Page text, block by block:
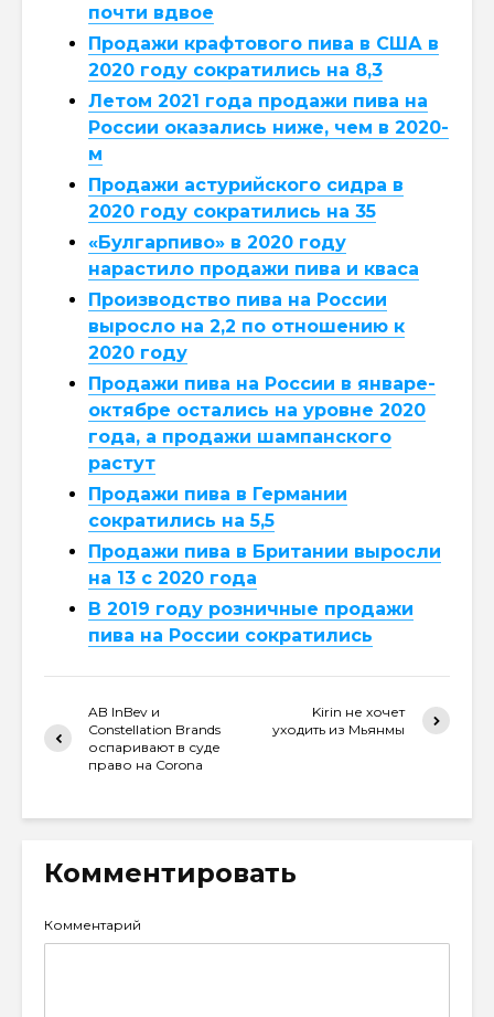
почти вдвое
Продажи крафтового пива в США в
2020 году сократились на 8,3
Летом 2021 года продажи пива на
России оказались ниже, чем в 2020-
м
Продажи астурийского сидра в
2020 году сократились на 35
«Булгарпиво» в 2020 году
нарастило продажи пива и кваса
Производство пива на России
выросло на 2,2 по отношению к
2020 году
Продажи пива на России в январе-
октябре остались на уровне 2020
года, а продажи шампанского
растут
Продажи пива в Германии
сократились на 5,5
Продажи пива в Британии выросли
на 13 с 2020 года
В 2019 году розничные продажи
пива на России сократились
AB InBev и
Constellation Brands
оспаривают в суде
право на Corona
Kirin не хочет
уходить из Мьянмы
Комментировать
Комментарий